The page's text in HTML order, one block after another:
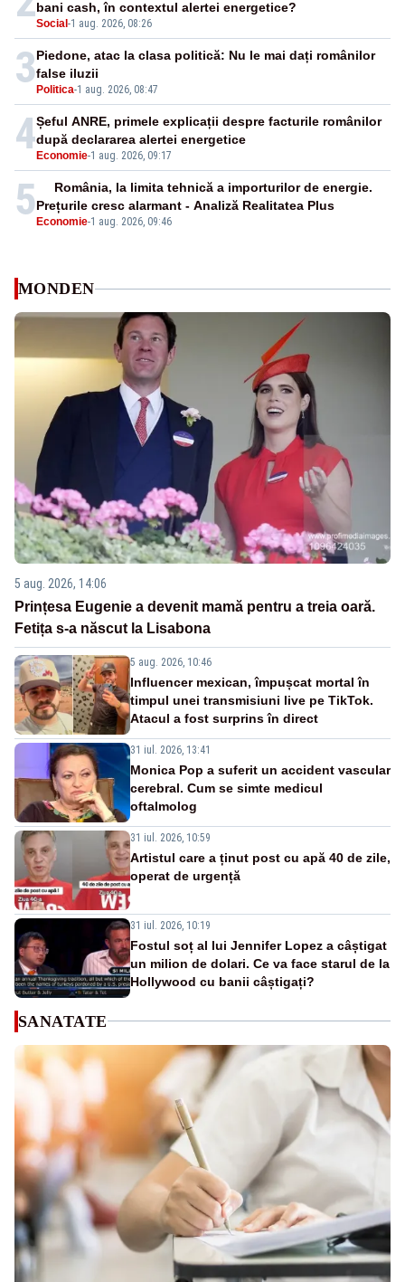
Social -1 aug. 2026, 08:26
bani cash, în contextul alertei energetice?
3 Politica-1 aug. 2026, 08:47
Piedone, atac la clasa politică: Nu le mai dați românilor
false iluzii
4 Economie-1 aug. 2026, 09:17
Șeful ANRE, primele explicații despre facturile românilor
după declararea alertei energetice
5 Economie-1 aug. 2026, 09:46
România, la limita tehnică a importurilor de energie.
Prețurile cresc alarmant - Analiză Realitatea Plus
MONDEN
5 aug. 2026, 14:06
Prințesa Eugenie a devenit mamă pentru a treia oară.
Fetița s-a născut la Lisabona
5 aug. 2026, 10:46
Influencer mexican, împușcat mortal în
timpul unei transmisiuni live pe TikTok.
Atacul a fost surprins în direct
31 iul. 2026, 13:41
Monica Pop a suferit un accident vascular
cerebral. Cum se simte medicul
oftalmolog
31 iul. 2026, 10:59
Artistul care a ținut post cu apă 40 de zile,
operat de urgență
31 iul. 2026, 10:19
Fostul soț al lui Jennifer Lopez a câștigat
un milion de dolari. Ce va face starul de la
Hollywood cu banii câștigați?
SANATATE